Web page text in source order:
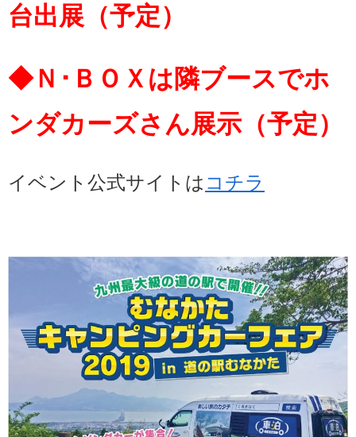
台出展（予定）
◆Ｎ･ＢＯＸは隣ブースでホ
ンダカーズさん展示（予定）
イベント公式サイトは コチラ